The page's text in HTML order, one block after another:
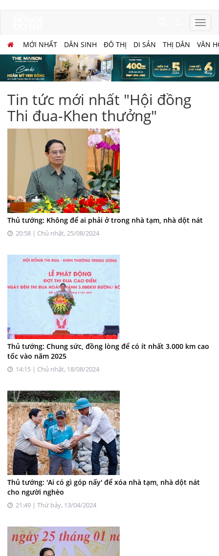
MỚI NHẤT DÂN SINH ĐÔ THỊ DI SẢN THỊ DÂN VĂN
Tin tức mới nhất "Hội đồng
Thi đua-Khen thưởng"
Thủ tướng: Không để ai phải ở trong nhà tạm, nhà dột nát
20:58 | Chủ nhật, 25/08/2024
Thủ tướng: Chung sức, đồng lòng để có ít nhất 3.000 km cao
tốc vào năm 2025
14:15 | Chủ nhật, 18/08/2024
Thủ tướng: 'Ai có gì góp nấy' để xóa nhà tạm, nhà dột nát
cho người nghèo
21:49 | Thứ bảy, 13/04/2024